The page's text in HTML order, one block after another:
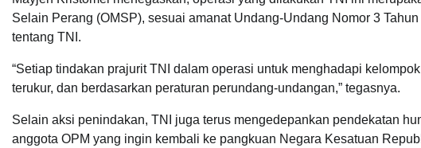
Selain Perang (OMSP), sesuai amanat Undang-Undang Nomor 3
tentang TNI.
“Setiap tindakan prajurit TNI dalam operasi untuk menghadapi
terukur, dan berdasarkan peraturan perundang-undangan,” tegasnya.
Selain aksi penindakan, TNI juga terus mengedepankan pendekatan
anggota OPM yang ingin kembali ke pangkuan Negara Kesatuan